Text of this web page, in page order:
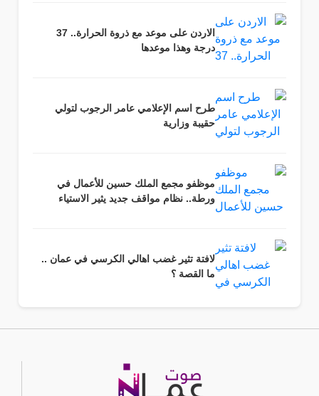
الاردن على موعد مع ذروة الحرارة.. 37
درجة وهذا موعدها
طرح اسم الإعلامي عامر الرجوب لتولي
حقيبة وزارية
موظفو مجمع الملك حسين للأعمال في
ورطة.. نظام مواقف جديد يثير الاستياء
لافتة تثير غضب اهالي الكرسي في عمان ..
ما القصة ؟